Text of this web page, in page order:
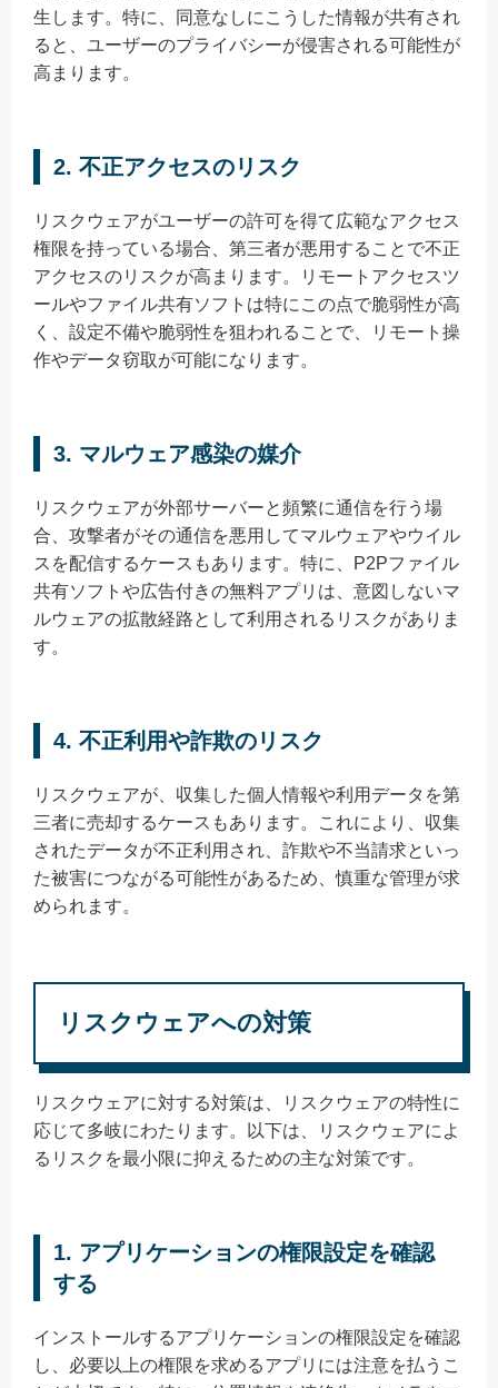
生します。特に、同意なしにこうした情報が共有され
ると、ユーザーのプライバシーが侵害される可能性が
高まります。
2. 不正アクセスのリスク
リスクウェアがユーザーの許可を得て広範なアクセス
権限を持っている場合、第三者が悪用することで不正
アクセスのリスクが高まります。リモートアクセスツ
ールやファイル共有ソフトは特にこの点で脆弱性が高
く、設定不備や脆弱性を狙われることで、リモート操
作やデータ窃取が可能になります。
3. マルウェア感染の媒介
リスクウェアが外部サーバーと頻繁に通信を行う場
合、攻撃者がその通信を悪用してマルウェアやウイル
スを配信するケースもあります。特に、P2Pファイル
共有ソフトや広告付きの無料アプリは、意図しないマ
ルウェアの拡散経路として利用されるリスクがありま
す。
4. 不正利用や詐欺のリスク
リスクウェアが、収集した個人情報や利用データを第
三者に売却するケースもあります。これにより、収集
されたデータが不正利用され、詐欺や不当請求といっ
た被害につながる可能性があるため、慎重な管理が求
められます。
リスクウェアへの対策
リスクウェアに対する対策は、リスクウェアの特性に
応じて多岐にわたります。以下は、リスクウェアによ
るリスクを最小限に抑えるための主な対策です。
1. アプリケーションの権限設定を確認
する
インストールするアプリケーションの権限設定を確認
し、必要以上の権限を求めるアプリには注意を払うこ